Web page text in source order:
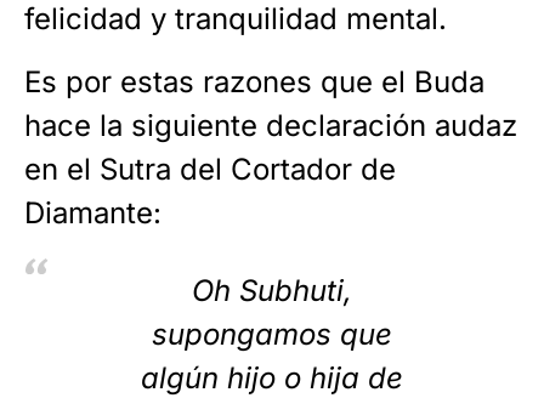
felicidad y tranquilidad mental.
Es por estas razones que el Buda
hace la siguiente declaración audaz
en el Sutra del Cortador de
Diamante:
Oh Subhuti,
supongamos que
algún hijo o hija de